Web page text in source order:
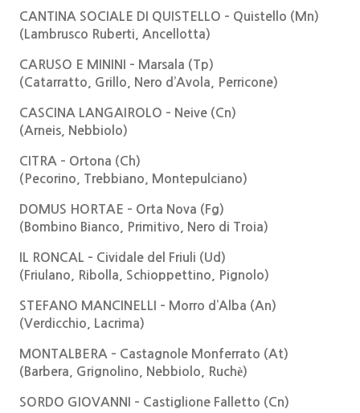
CANTINA SOCIALE DI QUISTELLO – Quistello (Mn)
(Lambrusco Ruberti, Ancellotta)
CARUSO E MININI – Marsala (Tp)
(Catarratto, Grillo, Nero d’Avola, Perricone)
CASCINA LANGAIROLO – Neive (Cn)
(Arneis, Nebbiolo)
CITRA – Ortona (Ch)
(Pecorino, Trebbiano, Montepulciano)
DOMUS HORTAE – Orta Nova (Fg)
(Bombino Bianco, Primitivo, Nero di Troia)
IL RONCAL – Cividale del Friuli (Ud)
(Friulano, Ribolla, Schioppettino, Pignolo)
STEFANO MANCINELLI – Morro d’Alba (An)
(Verdicchio, Lacrima)
MONTALBERA – Castagnole Monferrato (At)
(Barbera, Grignolino, Nebbiolo, Ruchè)
SORDO GIOVANNI – Castiglione Falletto (Cn)